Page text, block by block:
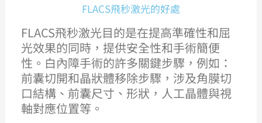
FLACS飛秒激光的好處
FLACS飛秒激光目的是在提高準確性和屈
光效果的同時，提供安全性和手術簡便
性。白內障手術的許多關鍵步驟，例如：
前囊切開和晶狀體移除步驟，涉及角膜切
口結構、前囊尺寸、形狀，人工晶體與視
軸對應位置等。